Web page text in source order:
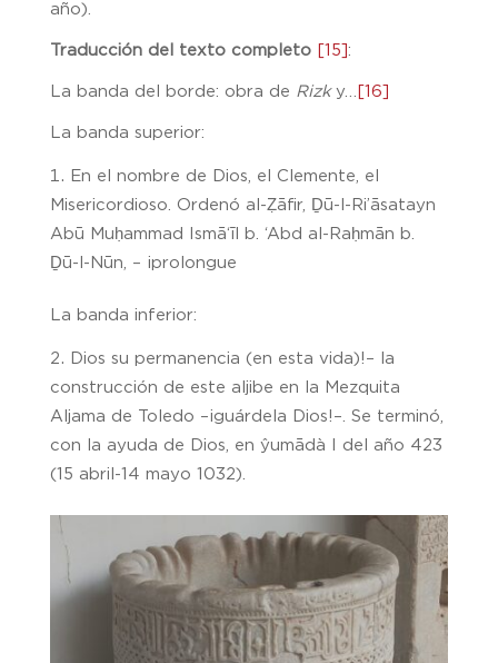
año).
Traducción del texto completo [15] :
La banda del borde: obra de Rizk y… [16]
La banda superior:
En el nombre de Dios, el Clemente, el
Misericordioso. Ordenó al-Ẓāfir, Ḏū-l-Ri’āsatayn
Abū Muḥammad Ismā‘īl b. ‘Abd al-Raḥmān b.
Ḏū-l-Nūn, – ¡prolongue
La banda inferior:
Dios su permanencia (en esta vida)!– la
construcción de este aljibe en la Mezquita
Aljama de Toledo –¡guárdela Dios!–. Se terminó,
con la ayuda de Dios, en ŷumādà I del año 423
(15 abril-14 mayo 1032).